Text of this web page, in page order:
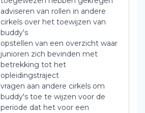
adviseren van rollen in andere
cirkels over het toewijzen van
buddy's
opstellen van een overzicht waar
junioren zich bevinden met
betrekking tot het
opleidingstraject
vragen aan andere cirkels om
buddy's toe te wijzen voor de
periode dat het voor een